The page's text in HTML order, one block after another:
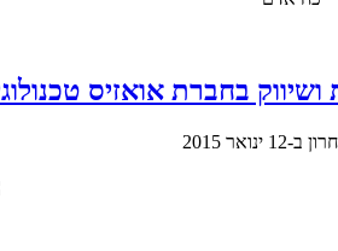
בחברת אואזיס
ינואר 2015